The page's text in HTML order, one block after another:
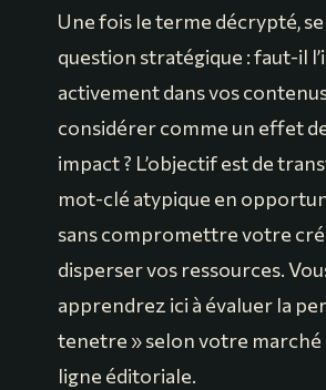
Une fois le terme décrypté, se
question stratégique : faut-il
activement dans vos
considérer comme un effet
impact ? L’objectif est de
mot-clé atypique en
sans compromettre votre
disperser vos ressources.
apprendrez ici à évaluer la
tenetre » selon votre
ligne éditoriale.